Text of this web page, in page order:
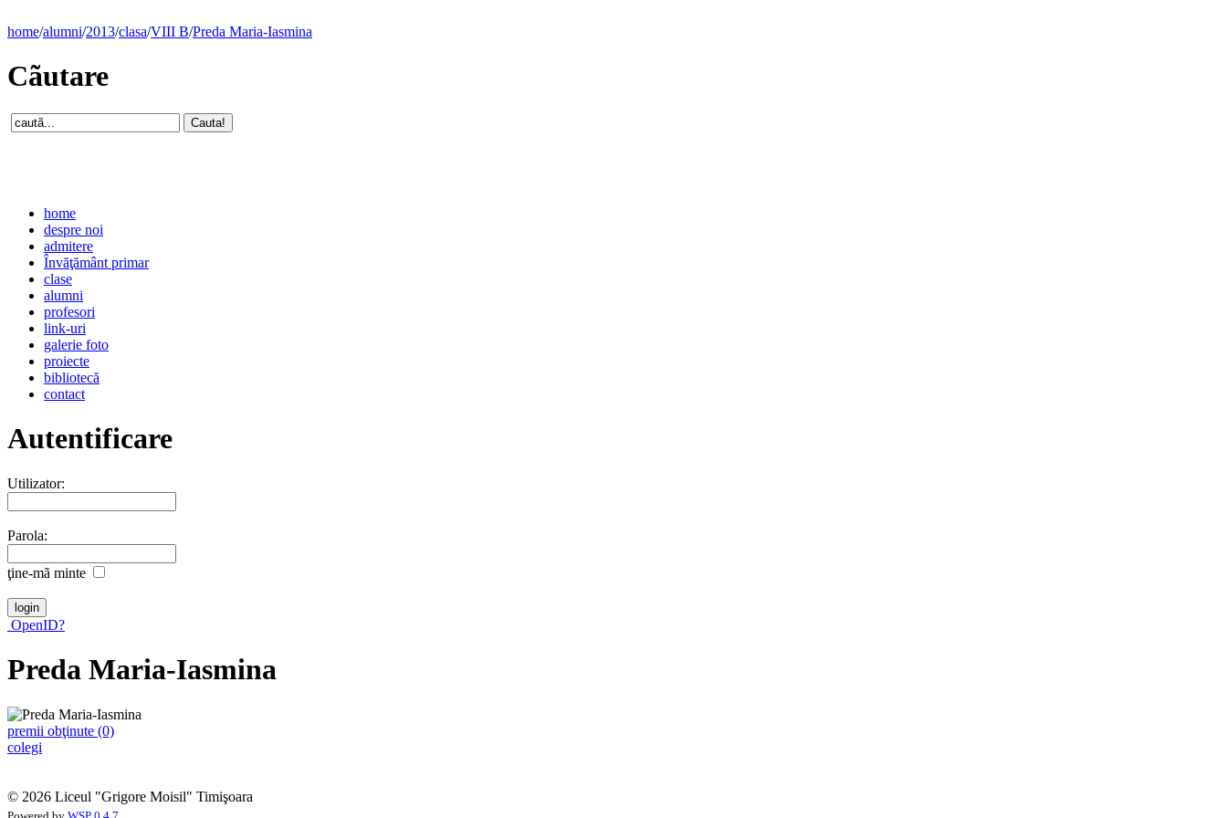
home/alumni/2013/clasa/VIII B/Preda Maria-Iasmina
Cãutare
home
despre noi
admitere
Învăţământ primar
clase
alumni
profesori
link-uri
galerie foto
proiecte
bibliotecă
contact
Autentificare
Utilizator:
Parola:
ţine-mã minte
OpenID?
Preda Maria-Iasmina
premii obţinute (0)
colegi
© 2026 Liceul "Grigore Moisil" Timişoara